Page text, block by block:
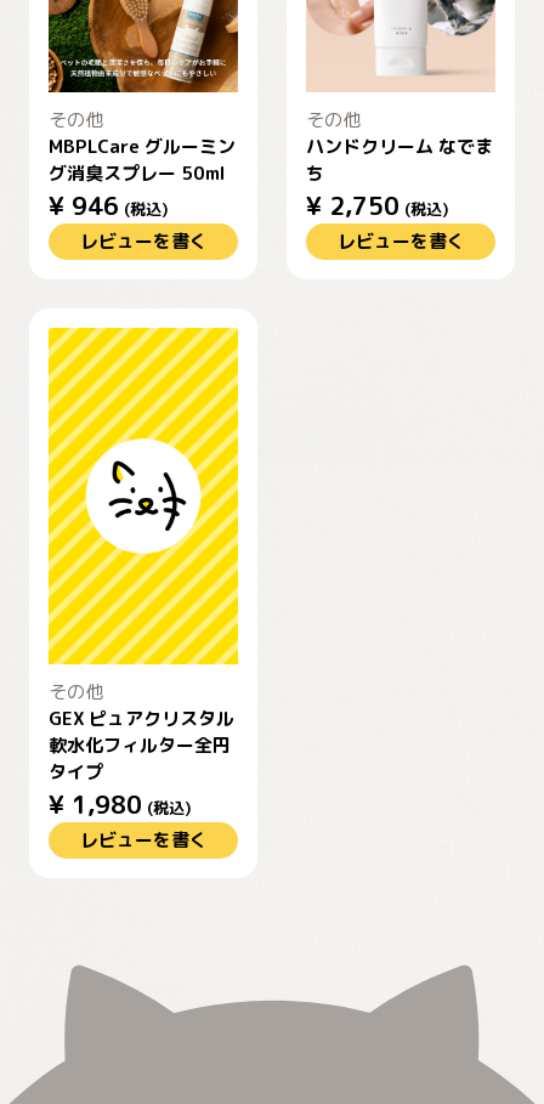
その他
MBPLCare グルーミン
グ消臭スプレー 50ml
¥ 946 (税込)
レビューを書く
その他
ハンドクリーム なでま
ち
¥ 2,750 (税込)
レビューを書く
その他
GEX ピュアクリスタル
軟水化フィルター全円
タイプ
¥ 1,980 (税込)
レビューを書く